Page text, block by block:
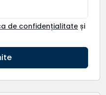
de confidențialitate și